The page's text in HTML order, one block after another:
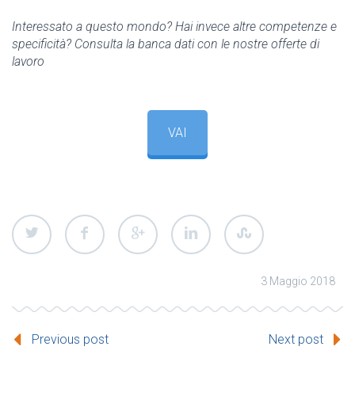
Interessato a questo mondo? Hai invece altre competenze e
specificità? Consulta la banca dati con le nostre offerte di
lavoro
VAI
3 Maggio 2018
Previous post Next post